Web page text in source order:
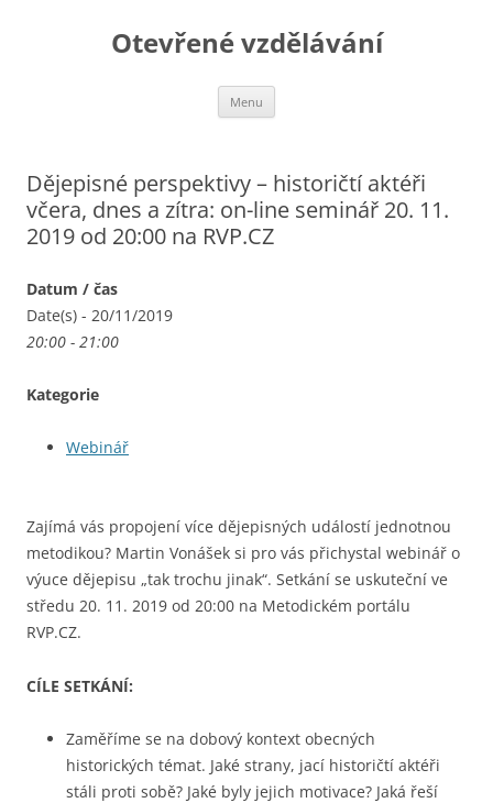
Otevřené vzdělávání
Menu
Dějepisné perspektivy – historičtí aktéři
včera, dnes a zítra: on-line seminář 20. 11.
2019 od 20:00 na RVP.CZ
Datum / čas
Date(s) - 20/11/2019
20:00 - 21:00
Kategorie
Webinář
Zajímá vás propojení více dějepisných událostí jednotnou
metodikou? Martin Vonášek si pro vás přichystal webinář o
výuce dějepisu „tak trochu jinak“. Setkání se uskuteční ve
středu 20. 11. 2019 od 20:00 na Metodickém portálu
RVP.CZ.
CÍLE SETKÁNÍ:
Zaměříme se na dobový kontext obecných
historických témat. Jaké strany, jací historičtí aktéři
stáli proti sobě? Jaké byly jejich motivace? Jaká řeší